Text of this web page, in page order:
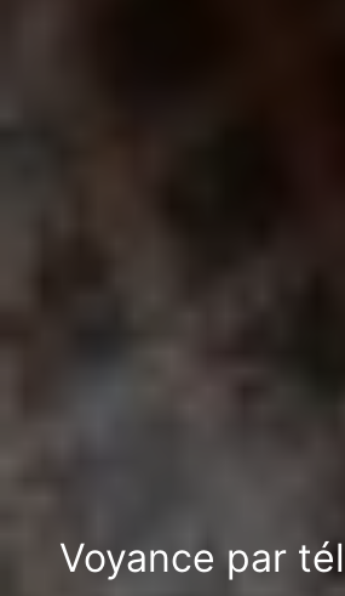
Voyance par